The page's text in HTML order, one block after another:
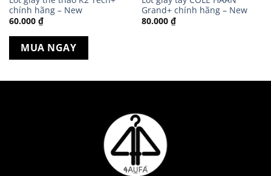
chính hãng – New
60.000 ₫
MUA NGAY
Grand+ chính hãng – New
80.000 ₫